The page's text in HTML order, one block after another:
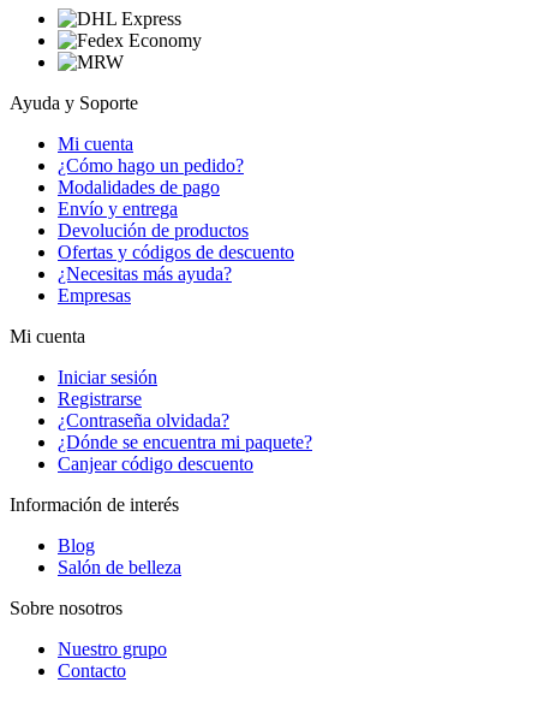
Ayuda y Soporte
Mi cuenta
¿Cómo hago un pedido?
Modalidades de pago
Envío y entrega
Devolución de productos
Ofertas y códigos de descuento
¿Necesitas más ayuda?
Empresas
Mi cuenta
Iniciar sesión
Registrarse
¿Contraseña olvidada?
¿Dónde se encuentra mi paquete?
Canjear código descuento
Información de interés
Blog
Salón de belleza
Sobre nosotros
Nuestro grupo
Contacto